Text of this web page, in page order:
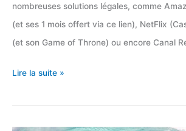
nombreuses solutions légales, comme
(et ses 1 mois offert via ce lien), NetFlix
(et son Game of Throne) ou encore Canal
Top
sites
de
Lire la suite »